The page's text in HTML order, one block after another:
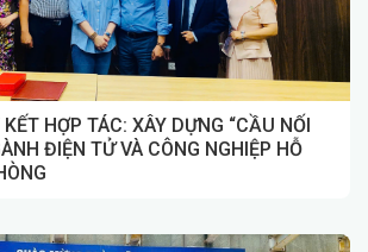
HỢP TÁC: XÂY DỰNG “CẦU NỐI
ĐIỆN TỬ VÀ CÔNG NGHIỆP HỖ